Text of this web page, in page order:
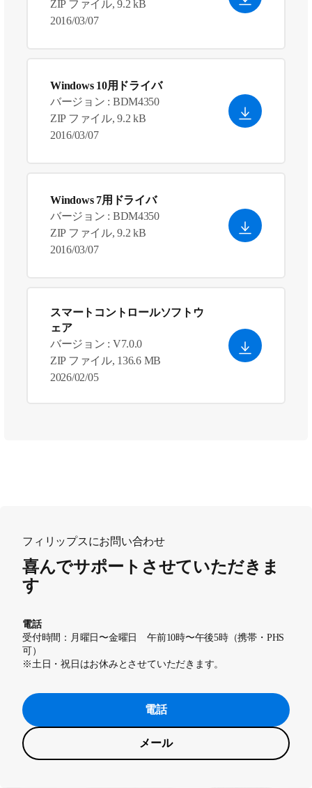
ZIP ファイル, 9.2 kB
2016/03/07
Windows 10用ドライバ
バージョン : BDM4350
ZIP ファイル, 9.2 kB
2016/03/07
Windows 7用ドライバ
バージョン : BDM4350
ZIP ファイル, 9.2 kB
2016/03/07
スマートコントロールソフトウ
ェア
バージョン : V7.0.0
ZIP ファイル, 136.6 MB
2026/02/05
フィリップスにお問い合わせ
喜んでサポートさせていただきま
す
電話
受付時間：月曜日〜金曜日 午前10時〜午後5時（携帯・PHS
可）
※土日・祝日はお休みとさせていただきます。
電話
メール